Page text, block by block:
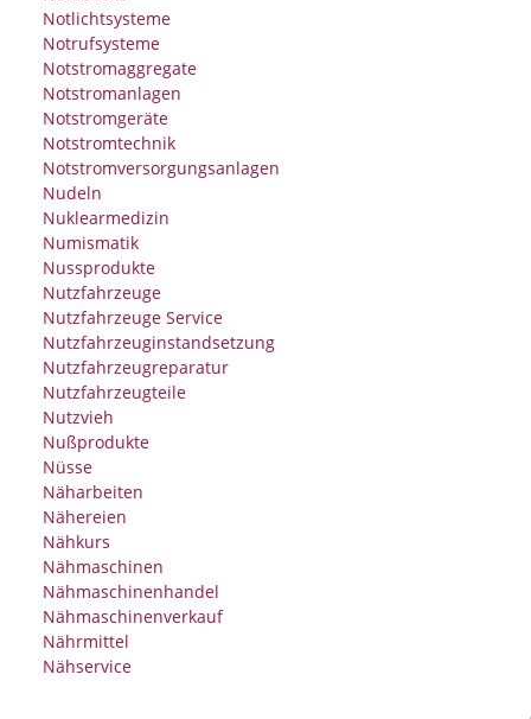
Notlichtsysteme
Notrufsysteme
Notstromaggregate
Notstromanlagen
Notstromgeräte
Notstromtechnik
Notstromversorgungsanlagen
Nudeln
Nuklearmedizin
Numismatik
Nussprodukte
Nutzfahrzeuge
Nutzfahrzeuge Service
Nutzfahrzeuginstandsetzung
Nutzfahrzeugreparatur
Nutzfahrzeugteile
Nutzvieh
Nußprodukte
Nüsse
Näharbeiten
Nähereien
Nähkurs
Nähmaschinen
Nähmaschinenhandel
Nähmaschinenverkauf
Nährmittel
Nähservice